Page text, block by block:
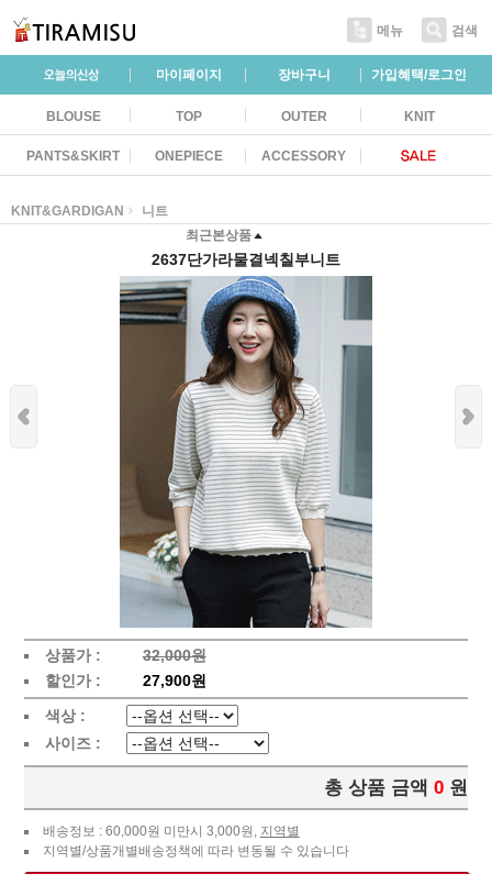
메뉴 검색
마이페이지 장바구니 가입혜택/로그인
BLOUSE TOP OUTER KNIT
PANTS&SKIRT ONEPIECE ACCESSORY
KNIT&GARDIGAN
니트
최근본상품
2637단가라물결넥칠부니트
상품가 :
32,000원
할인가 :
27,900원
색상 :
사이즈 :
총 상품 금액 0 원
배송정보 : 60,000원 미만시 3,000원, 지역별
지역별/상품개별배송정책에 따라 변동될 수 있습니다